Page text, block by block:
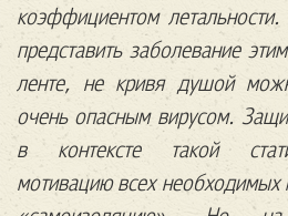
коэффициентом
представить заболевание
ленте, не кривя душой
очень опасным вирусом.
в контексте такой
мотивацию всех необходимых